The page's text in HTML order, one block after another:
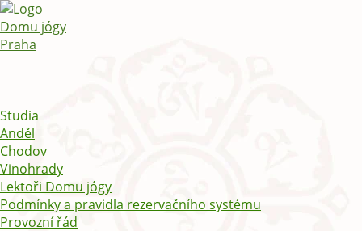
Studia
Anděl
Chodov
Vinohrady
Lektoři Domu jógy
Podmínky a pravidla rezervačního systému
Provozní řád